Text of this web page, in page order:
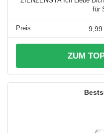
für
9,99
ZUM